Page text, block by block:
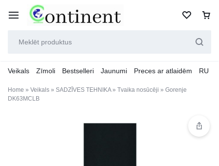
Veikals Zīmoli Bestselleri Jaunumi Preces ar atlaidēm RU
Home » Veikals » SADZĪVES TEHNIKA» Tvaika nosūcēji » Gorenje
DK63MCLB